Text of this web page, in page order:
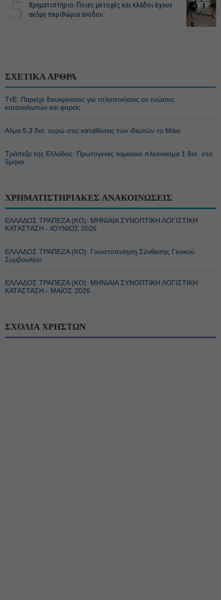
Χρηματιστήριο: Ποιες μετοχές και κλάδοι έχουν
ακόμη περιθώρια ανόδου
ΣΧΕΤΙΚΑ ΑΡΘΡΑ
ΤτΕ: Παρείχε διευκρινίσεις για τιτλοποιήσεις σε ενώσεις
καταναλωτών και φορείς
Αλμα 5,3 δισ. ευρώ στις καταθέσεις των ιδιωτών το Μάιο
Τράπεζα της Ελλάδος: Πρωτογενές ταμειακό πλεόνασμα 1 δισ. στο
5μηνο
ΧΡΗΜΑΤΙΣΤΗΡΙΑΚΕΣ ΑΝΑΚΟΙΝΩΣΕΙΣ
ΕΛΛΑΔΟΣ ΤΡΑΠΕΖΑ (ΚΟ): ΜΗΝΙΑΙΑ ΣΥΝΟΠΤΙΚΗ ΛΟΓΙΣΤΙΚΗ
ΚΑΤΑΣΤΑΣΗ - ΙΟΥΝΙΟΣ 2026
ΕΛΛΑΔΟΣ ΤΡΑΠΕΖΑ (ΚΟ): Γνωστοποίηση Σύνθεσης Γενικού
Συμβουλίου
ΕΛΛΑΔΟΣ ΤΡΑΠΕΖΑ (ΚΟ): ΜΗΝΙΑΙΑ ΣΥΝΟΠΤΙΚΗ ΛΟΓΙΣΤΙΚΗ
ΚΑΤΑΣΤΑΣΗ - ΜΑΪΟΣ 2026
ΣΧΟΛΙΑ ΧΡΗΣΤΩΝ